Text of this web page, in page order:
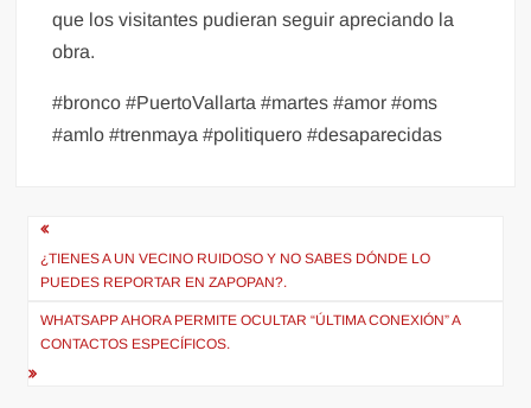
que los visitantes pudieran seguir apreciando la
obra.
#bronco #PuertoVallarta #martes #amor #oms
#amlo #trenmaya #politiquero #desaparecidas
Navegación
de
entradas
¿TIENES A UN VECINO RUIDOSO Y NO SABES DÓNDE LO
PUEDES REPORTAR EN ZAPOPAN?.
WHATSAPP AHORA PERMITE OCULTAR “ÚLTIMA CONEXIÓN” A
CONTACTOS ESPECÍFICOS.